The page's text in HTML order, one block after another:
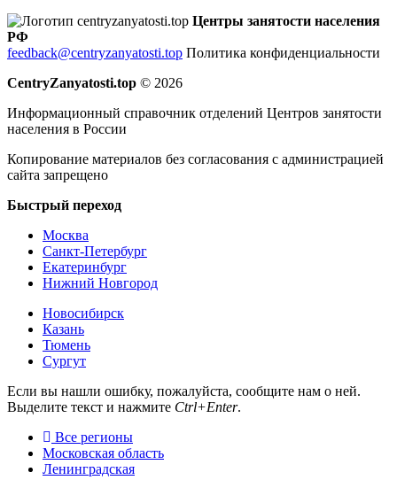
Центры занятости населения
РФ
feedback@centryzanyatosti.top Политика конфиденциальности
CentryZanyatosti.top © 2026
Информационный справочник отделений Центров занятости
населения в России
Копирование материалов без согласования с администрацией
сайта запрещено
Быстрый переход
Москва
Санкт-Петербург
Екатеринбург
Нижний Новгород
Новосибирск
Казань
Тюмень
Сургут
Если вы нашли ошибку, пожалуйста, сообщите нам о ней.
Выделите текст и нажмите Ctrl+Enter.
Все регионы
Московская область
Ленинградская